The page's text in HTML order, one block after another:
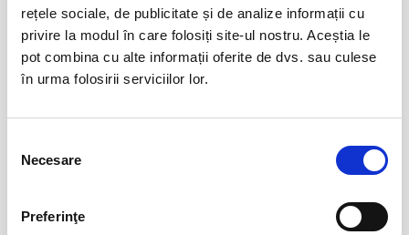
rețele sociale, de publicitate și de analize informații cu
privire la modul în care folosiți site-ul nostru. Aceștia le
pot combina cu alte informații oferite de dvs. sau culese
în urma folosirii serviciilor lor.
consimțământului
Necesare
Preferinţe
Destiny Park
Bucuresti
BILETE
01
ian
01
ian